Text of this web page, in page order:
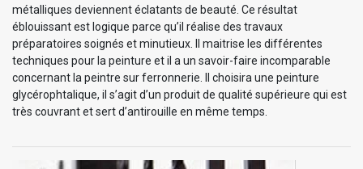
métalliques deviennent éclatants de beauté. Ce résultat
éblouissant est logique parce qu’il réalise des travaux
préparatoires soignés et minutieux. Il maitrise les différentes
techniques pour la peinture et il a un savoir-faire incomparable
concernant la peintre sur ferronnerie. Il choisira une peinture
glycérophtalique, il s’agit d’un produit de qualité supérieure qui est
très couvrant et sert d’antirouille en même temps.